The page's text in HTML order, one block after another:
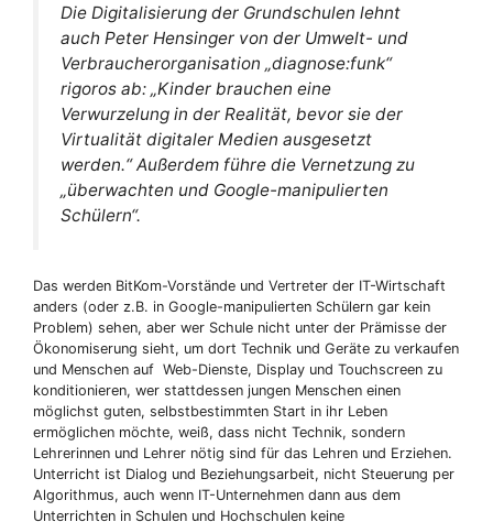
Die Digitalisierung der Grundschulen lehnt
auch Peter Hensinger von der Umwelt- und
Verbraucherorganisation „diagnose:funk“
rigoros ab: „Kinder brauchen eine
Verwurzelung in der Realität, bevor sie der
Virtualität digitaler Medien ausgesetzt
werden.“ Außerdem führe die Vernetzung zu
„überwachten und Google-manipulierten
Schülern“.
Das werden BitKom-Vorstände und Vertreter der IT-Wirtschaft
anders (oder z.B. in Google-manipulierten Schülern gar kein
Problem) sehen, aber wer Schule nicht unter der Prämisse der
Ökonomiserung sieht, um dort Technik und Geräte zu verkaufen
und Menschen auf Web-Dienste, Display und Touchscreen zu
konditionieren, wer stattdessen jungen Menschen einen
möglichst guten, selbstbestimmten Start in ihr Leben
ermöglichen möchte, weiß, dass nicht Technik, sondern
Lehrerinnen und Lehrer nötig sind für das Lehren und Erziehen.
Unterricht ist Dialog und Beziehungsarbeit, nicht Steuerung per
Algorithmus, auch wenn IT-Unternehmen dann aus dem
Unterrichten in Schulen und Hochschulen keine